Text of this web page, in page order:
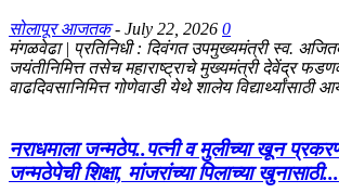
सोलापूर आजतक - July 22, 2026 0
मंगळवेढा | प्रतिनिधी : दिवंगत उपमुख्यमंत्री स्व.
जयंतीनिमित्त तसेच महाराष्ट्राचे मुख्यमंत्री देवेंद्र
वाढदिवसानिमित्त गोणेवाडी येथे शालेय विद्यार्थ्यांसाठी
नराधमाला जन्मठेप..पत्नी व मुलीच्या खून
जन्मठेपेची शिक्षा, मांजरांच्या पिलाच्या खुनासाठी...